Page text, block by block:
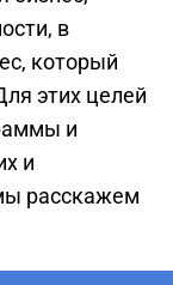
в
который
этих целей
и
и
расскажем